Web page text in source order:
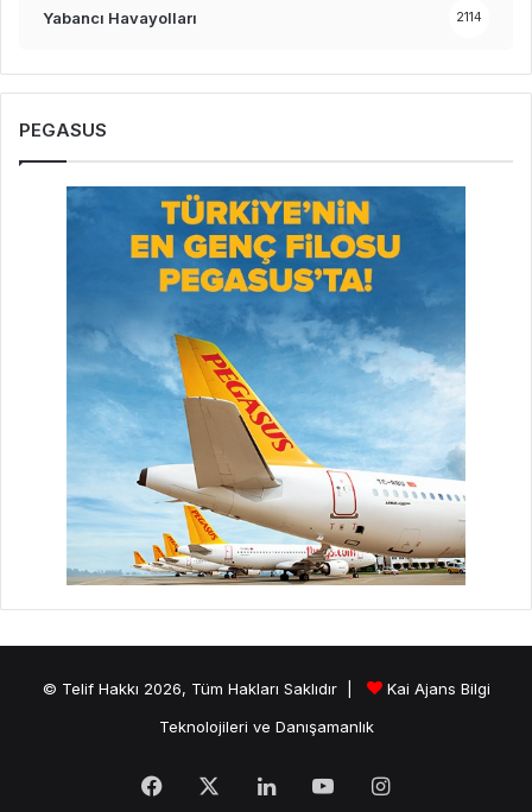
Yabancı Havayolları 2114
PEGASUS
© Telif Hakkı 2026, Tüm Hakları Saklıdır |
Kai Ajans Bilgi
Teknolojileri ve Danışamanlık
Facebook LinkedInYouTubeInstagram